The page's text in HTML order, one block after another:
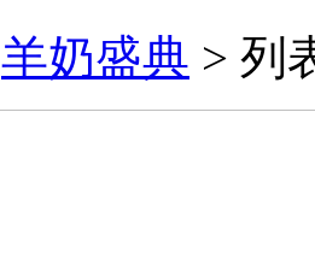
羊奶盛典 > 列